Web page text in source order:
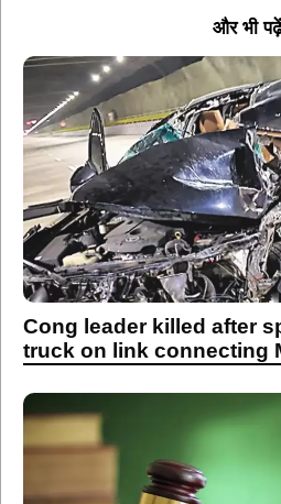
और भी पढ़ें
Cong leader killed after
truck on link connecting